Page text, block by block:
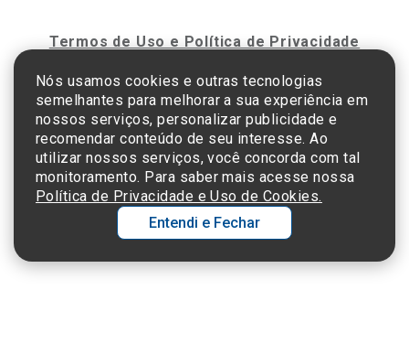
Termos de Uso e Política de Privacidade
©2025 Einstein Hospital Israelita -TODOS OS DIREITOS RESERVADOS
CNPJ: 60.765.823/0001-30 - Endereço: Av. Albert Einstein, 627 - Morumbi - São
Paulo - SP - 05652-000
Nós usamos cookies e outras tecnologias
semelhantes para melhorar a sua experiência em
nossos serviços, personalizar publicidade e
recomendar conteúdo de seu interesse. Ao
utilizar nossos serviços, você concorda com tal
monitoramento. Para saber mais acesse nossa
Política de Privacidade e Uso de Cookies.
Entendi e Fechar